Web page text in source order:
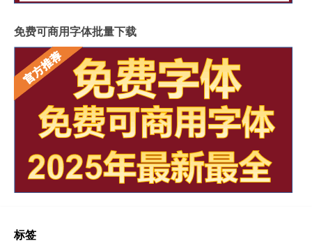
免费可商用字体批量下载
标签